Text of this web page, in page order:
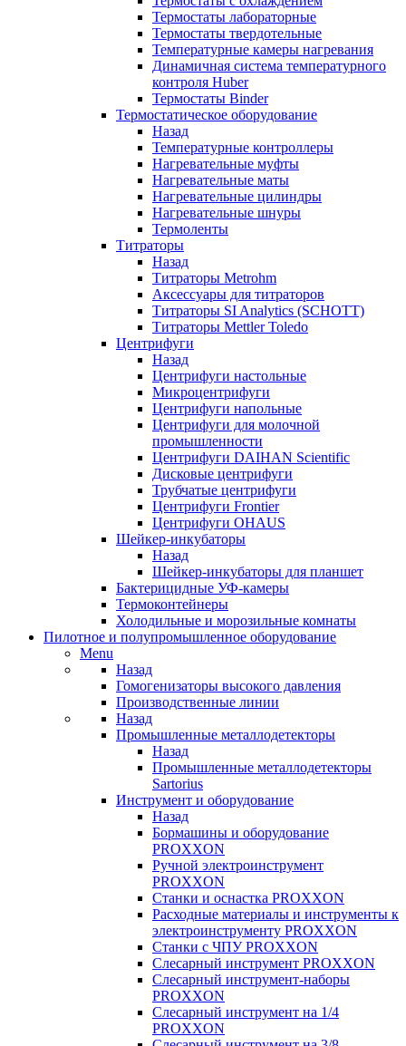
Термостаты лабораторные
Термостаты твердотельные
Температурные камеры нагревания
Динамичная система температурного
контроля Huber
Термостаты Binder
Термостатическое оборудование
Назад
Температурные контроллеры
Нагревательные муфты
Нагревательные маты
Нагревательные цилиндры
Нагревательные шнуры
Термоленты
Титраторы
Назад
Титраторы Metrohm
Аксессуары для титраторов
Титраторы SI Analytics (SCHOTT)
Титраторы Mettler Toledo
Центрифуги
Назад
Центрифуги настольные
Микроцентрифуги
Центрифуги напольные
Центрифуги для молочной
промышленности
Центрифуги DAIHAN Scientific
Дисковые центрифуги
Трубчатые центрифуги
Центрифуги Frontier
Центрифуги OHAUS
Шейкер-инкубаторы
Назад
Шейкер-инкубаторы для планшет
Бактерицидные УФ-камеры
Термоконтейнеры
Холодильные и морозильные комнаты
Пилотное и полупромышленное оборудование
Menu
Назад
Гомогенизаторы высокого давления
Производственные линии
Назад
Промышленные металлодетекторы
Назад
Промышленные металлодетекторы
Sartorius
Инструмент и оборудование
Назад
Бормашины и оборудование
PROXXON
Ручной электроинструмент
PROXXON
Cтанки и оснастка PROXXON
Расходные материалы и инструменты к
электроинструменту PROXXON
Станки с ЧПУ PROXXON
Слесарный инструмент PROXXON
Слесарный инструмент-наборы
PROXXON
Слесарный инструмент на 1/4
PROXXON